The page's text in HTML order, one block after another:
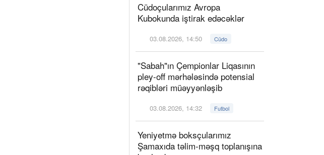
Cüdoçularımız Avropa
Kubokunda iştirak edəcəklər
03.08.2026, 14:50 Cüdo
"Sabah"ın Çempionlar Liqasının
pley-off mərhələsində potensial
rəqibləri müəyyənləşib
03.08.2026, 14:32 Futbol
Yeniyetmə boksçularımız
Şamaxıda təlim-məşq toplanışına